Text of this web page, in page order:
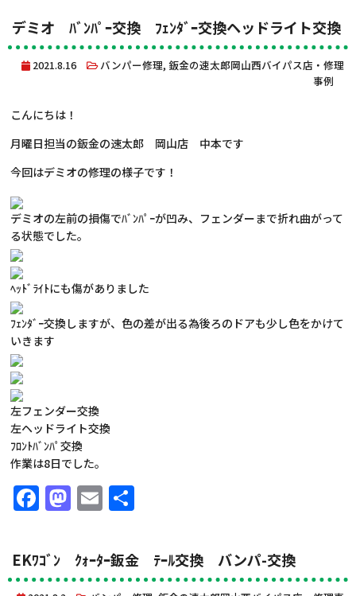
デミオ ﾊﾞﾝﾊﾟｰ交換 ﾌｪﾝﾀﾞｰ交換ヘッドライト交換
2021.8.16 バンパー修理,鈑金の速太郎岡山西バイパス店・修理
事例
こんにちは！
月曜日担当の鈑金の速太郎 岡山店 中本です
今回はデミオの修理の様子です！
デミオの左前の損傷でﾊﾞﾝﾊﾟｰが凹み、フェンダーまで折れ曲がって
る状態でした。
ﾍｯﾄﾞﾗｲﾄにも傷がありました
ﾌｪﾝﾀﾞｰ交換しますが、色の差が出る為後ろのドアも少し色をかけて
いきます
左フェンダー交換
左ヘッドライト交換
ﾌﾛﾝﾄﾊﾞﾝﾊﾟ交換
作業は8日でした。
Facebook
Mastodon
Email
EKﾜｺﾞﾝ ｸｫｰﾀｰ鈑金 ﾃｰﾙ交換 バンパ-交換